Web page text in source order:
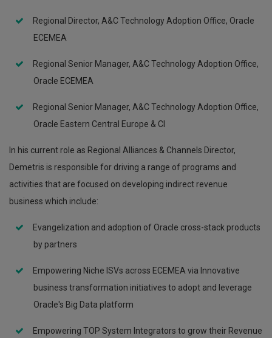
Regional Director, A&C Technology Adoption Office, Oracle
ECEMEA
Regional Senior Manager, A&C Technology Adoption Office,
Oracle ECEMEA
Regional Senior Manager, A&C Technology Adoption Office,
Oracle Eastern Central Europe & CI
In his current role as Regional Alliances & Channels Director,
Demetris is responsible for driving a range of programs and
activities that are focused on developing indirect revenue
business which include:
Evangelization and adoption of Oracle cross-stack products
by partners
Empowering Niche ISVs across ECEMEA via Innovative
business transformation initiatives to adopt and leverage
Oracle's Big Data platform
Empowering TOP System Integrators to grow their Revenue